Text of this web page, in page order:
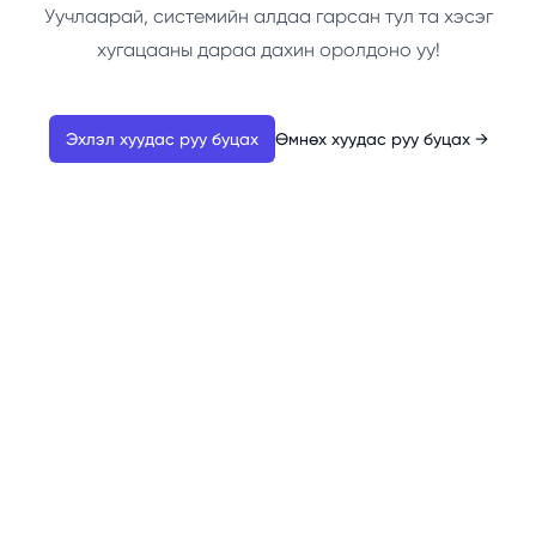
Уучлаарай, системийн алдаа гарсан тул та хэсэг
хугацааны дараа дахин оролдоно уу!
Эхлэл хуудас руу буцах Өмнөх хуудас руу буцах →